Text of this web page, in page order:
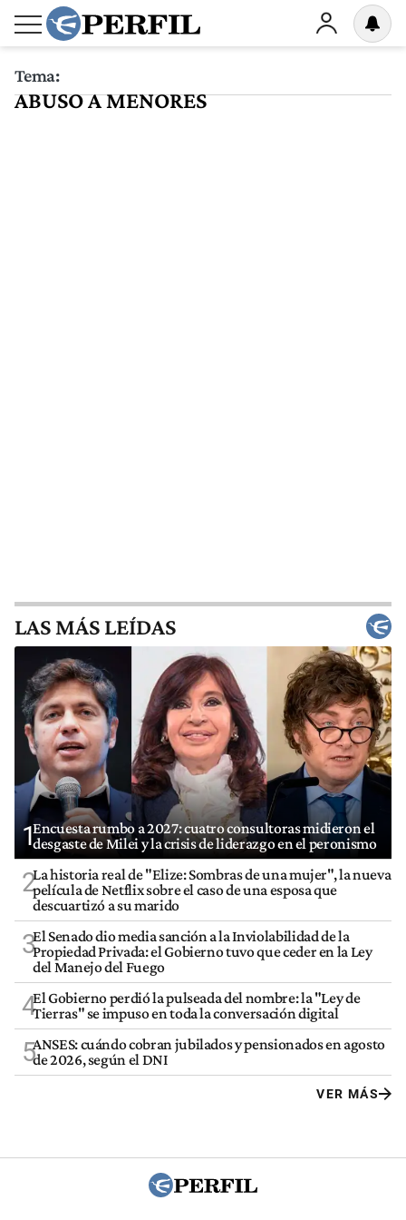
Tema:
ABUSO A MENORES
LAS MÁS LEÍDAS
1Encuesta rumbo a 2027: cuatro consultoras midieron el
desgaste de Milei y la crisis de liderazgo en el peronismo
2La historia real de "Elize: Sombras de una mujer", la nueva
película de Netflix sobre el caso de una esposa que
descuartizó a su marido
3El Senado dio media sanción a la Inviolabilidad de la
Propiedad Privada: el Gobierno tuvo que ceder en la Ley
del Manejo del Fuego
4El Gobierno perdió la pulseada del nombre: la "Ley de
Tierras" se impuso en toda la conversación digital
5ANSES: cuándo cobran jubilados y pensionados en agosto
de 2026, según el DNI
VER MÁS